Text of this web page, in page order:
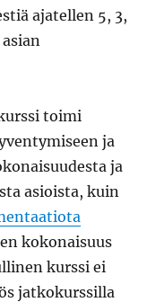
ajatellen 5, 3,
toimi
ja
ja
asioista, kuin
kokonaisuus
kurssi ei
jatkokurssilla